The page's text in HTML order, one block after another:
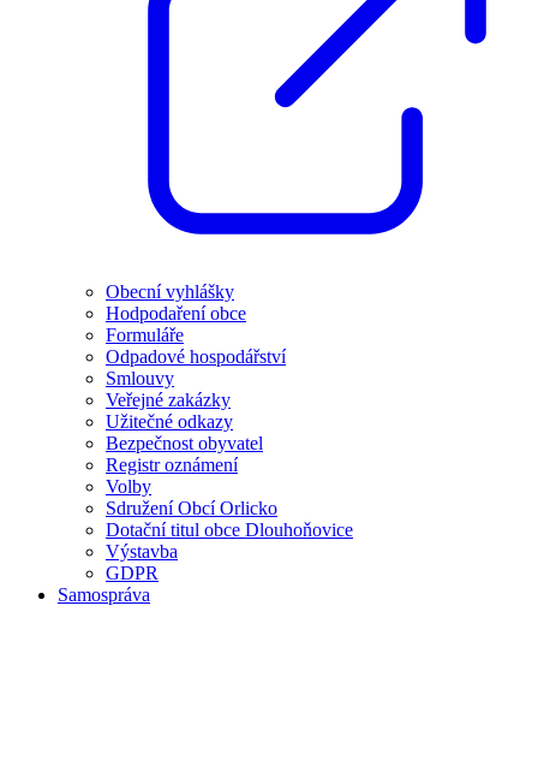
Obecní vyhlášky
Hodpodaření obce
Formuláře
Odpadové hospodářství
Smlouvy
Veřejné zakázky
Užitečné odkazy
Bezpečnost obyvatel
Registr oznámení
Volby
Sdružení Obcí Orlicko
Dotační titul obce Dlouhoňovice
Výstavba
GDPR
Samospráva